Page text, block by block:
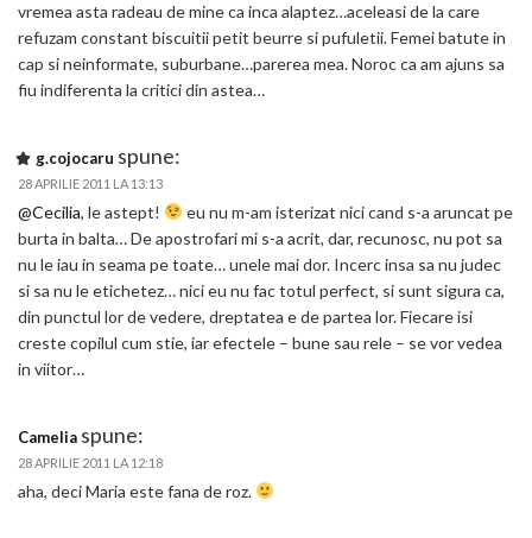
vremea asta radeau de mine ca inca alaptez…aceleasi de la care
refuzam constant biscuitii petit beurre si pufuletii. Femei batute in
cap si neinformate, suburbane…parerea mea. Noroc ca am ajuns sa
fiu indiferenta la critici din astea…
g.cojocaru spune:
28 APRILIE 2011 LA 13:13
@Cecilia, le astept!
eu nu m-am isterizat nici cand s-a aruncat pe
burta in balta… De apostrofari mi s-a acrit, dar, recunosc, nu pot sa
nu le iau in seama pe toate… unele mai dor. Incerc insa sa nu judec
si sa nu le etichetez… nici eu nu fac totul perfect, si sunt sigura ca,
din punctul lor de vedere, dreptatea e de partea lor. Fiecare isi
creste copilul cum stie, iar efectele – bune sau rele – se vor vedea
in viitor…
Camelia spune:
28 APRILIE 2011 LA 12:18
aha, deci Maria este fana de roz.